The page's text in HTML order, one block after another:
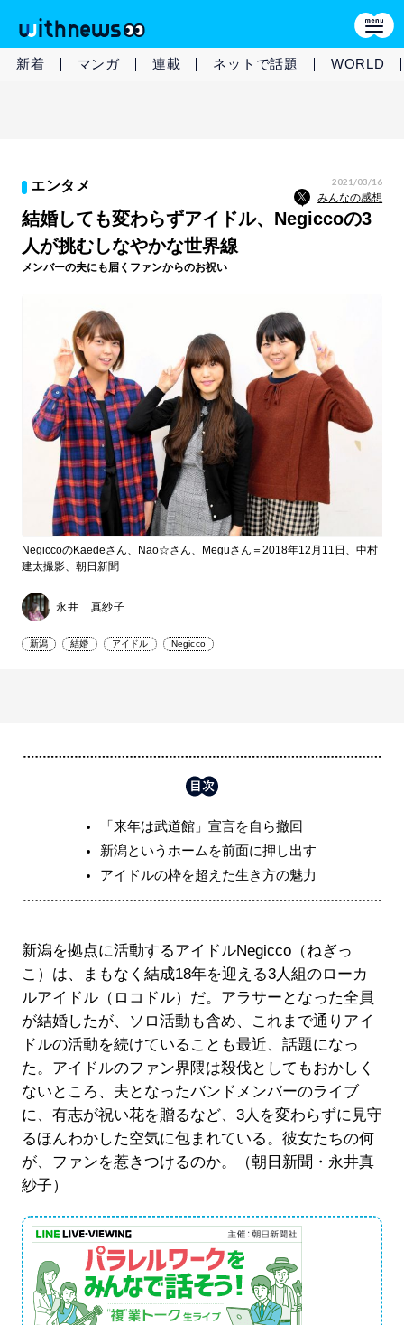
新着 マンガ 連載 ネットで話題 WORLD
エンタメ 2021/03/16
みんなの感想
結婚しても変わらずアイドル、Negiccoの3
人が挑むしなやかな世界線
メンバーの夫にも届くファンからのお祝い
NegiccoのKaedeさん、Nao☆さん、Meguさん＝2018年12月11日、中村
建太撮影、朝日新聞
永井 真紗子
新潟 結婚 アイドル Negicco
「来年は武道館」宣言を自ら撤回
新潟というホームを前面に押し出す
アイドルの枠を超えた生き方の魅力
新潟を拠点に活動するアイドルNegicco（ねぎっ
こ）は、まもなく結成18年を迎える3人組のローカ
ルアイドル（ロコドル）だ。アラサーとなった全員
が結婚したが、ソロ活動も含め、これまで通りアイ
ドルの活動を続けていることも最近、話題になっ
た。アイドルのファン界隈は殺伐としてもおかしく
ないところ、夫となったバンドメンバーのライブ
に、有志が祝い花を贈るなど、3人を変わらずに見守
るほんわかした空気に包まれている。彼女たちの何
が、ファンを惹きつけるのか。（朝日新聞・永井真
紗子）